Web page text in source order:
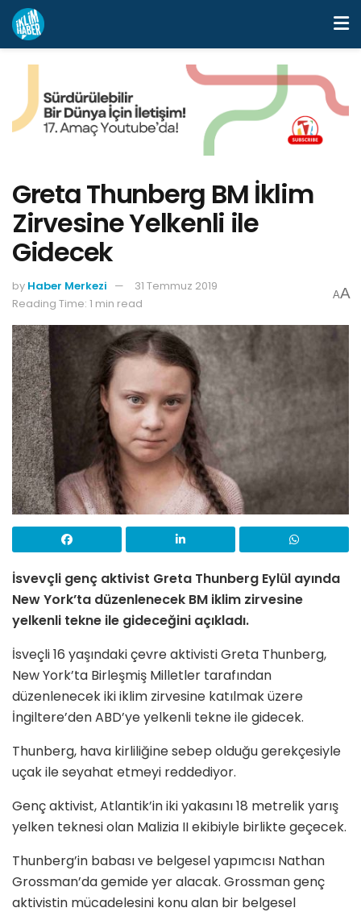
Greta Thunberg BM İklim
Zirvesine Yelkenli ile
Gidecek
by Haber Merkezi
31 Temmuz 2019
Reading Time: 1 min read
AA
İsvevçli genç aktivist Greta Thunberg Eylül ayında
New York’ta düzenlenecek BM iklim zirvesine
yelkenli tekne ile gideceğini açıkladı.
İsveçli 16 yaşındaki çevre aktivisti Greta Thunberg,
New York’ta Birleşmiş Milletler tarafından
düzenlenecek iki iklim zirvesine katılmak üzere
İngiltere’den ABD’ye yelkenli tekne ile gidecek.
Thunberg, hava kirliliğine sebep olduğu gerekçesiyle
uçak ile seyahat etmeyi reddediyor.
Genç aktivist, Atlantik’in iki yakasını 18 metrelik yarış
yelken teknesi olan Malizia II ekibiyle birlikte geçecek.
Thunberg’in babası ve belgesel yapımcısı Nathan
Grossman’da gemide yer alacak. Grossman genç
aktivistin mücadelesini konu alan bir belgesel